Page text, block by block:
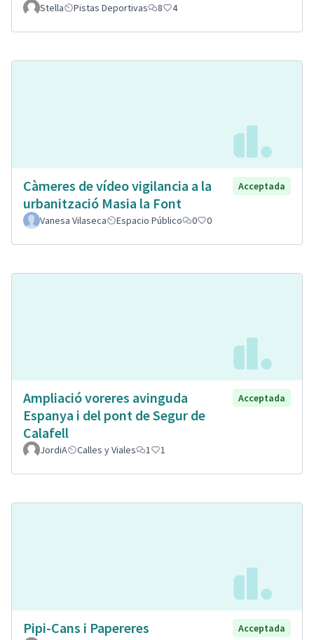
Stella Pistas Deportivas 8 4
Càmeres de vídeo vigilancia a la
urbanització Masia la Font
Acceptada
Vanesa Vilaseca Espacio Público 0 0
Ampliació voreres avinguda
Espanya i del pont de Segur de
Calafell
Acceptada
JordiA Calles y Viales 1 1
Pipi-Cans i Papereres
Acceptada